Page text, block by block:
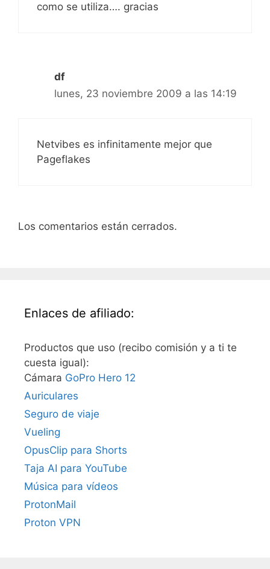
como se utiliza…. gracias
df
lunes, 23 noviembre 2009 a las 14:19
Netvibes es infinitamente mejor que
Pageflakes
Los comentarios están cerrados.
Enlaces de afiliado:
Productos que uso (recibo comisión y a ti te
cuesta igual):
Cámara GoPro Hero 12
Auriculares
Seguro de viaje
Vueling
OpusClip para Shorts
Taja AI para YouTube
Música para vídeos
ProtonMail
Proton VPN